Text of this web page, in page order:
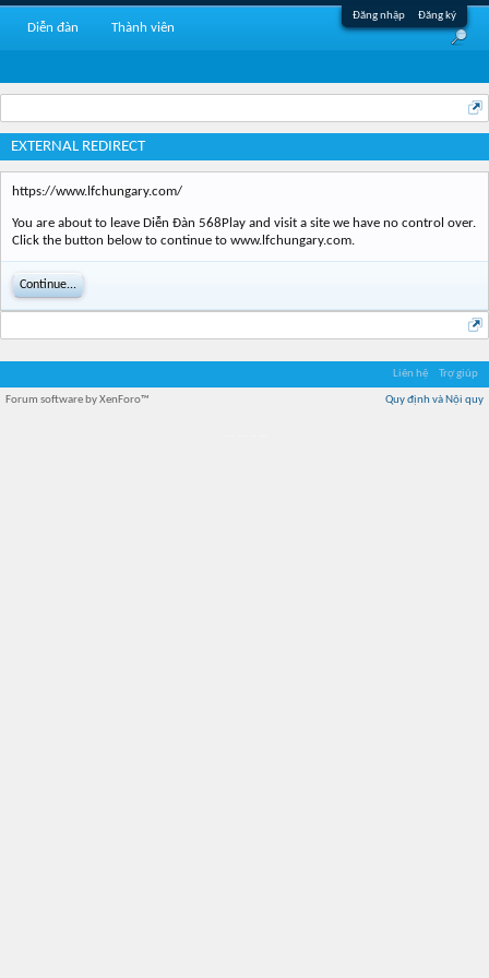
Đăng nhập Đăng ký
EXTERNAL REDIRECT
https://www.lfchungary.com/
You are about to leave Diễn Đàn 568Play and visit a site we have no control over.
Click the button below to continue to www.lfchungary.com.
Continue...
Diễn đàn Thành viên
Liên hệ Trợ giúp
Quy định và Nội quy
Forum software by XenForo™